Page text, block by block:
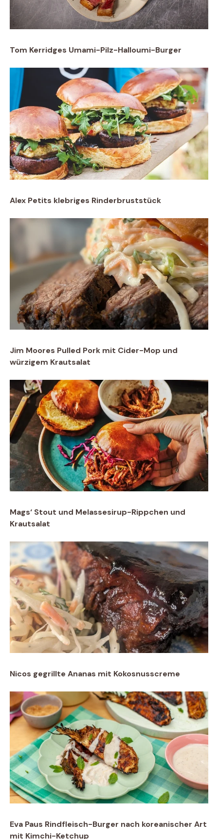
Tom Kerridges Umami-Pilz-Halloumi-Burger
Alex Petits klebriges Rinderbruststück
Jim Moores Pulled Pork mit Cider-Mop und
würzigem Krautsalat
Mags‘ Stout und Melassesirup-Rippchen und
Krautsalat
Nicos gegrillte Ananas mit Kokosnusscreme
Eva Paus Rindfleisch-Burger nach koreanischer Art
mit Kimchi-Ketchup